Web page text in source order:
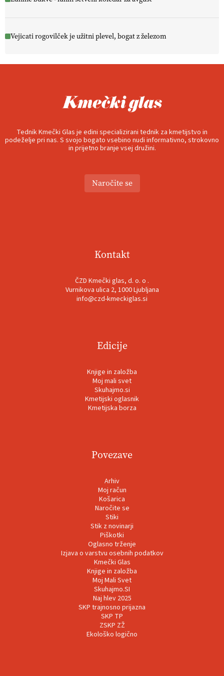
Vejicati rogovilček je užitni plevel, bogat z železom
Tednik Kmečki Glas je edini specializirani tednik za kmetijstvo in
podeželje pri nas. S svojo bogato vsebino nudi informativno, strokovno
in prijetno branje vsej družini.
Naročite se
Kontakt
ČZD Kmečki glas, d. o. o .
Vurnikova ulica 2, 1000 Ljubljana
info@czd-kmeckiglas.si
Edicije
Knjige in založba
Moj mali svet
Skuhajmo.si
Kmetijski oglasnik
Kmetijska borza
Povezave
Arhiv
Moj račun
Košarica
Naročite se
Stiki
Stik z novinarji
Piškotki
Oglasno trženje
Izjava o varstvu osebnih podatkov
Kmečki Glas
Knjige in založba
Moj Mali Svet
Skuhajmo.SI
Naj hlev 2025
SKP trajnosno prijazna
SKP TP
ZSKP ZŽ
Ekološko logično